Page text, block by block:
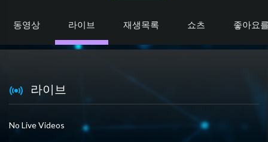
동영상 라이브 재생목록 쇼츠 좋아요
라이브
No Live Videos